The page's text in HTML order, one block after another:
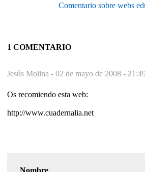
Comentario sobre webs
1 COMENTARIO
Jesús Molina - 02 de mayo de 2008 -
Os recomiendo esta web:
http://www.cuadernalia.net
Nombre